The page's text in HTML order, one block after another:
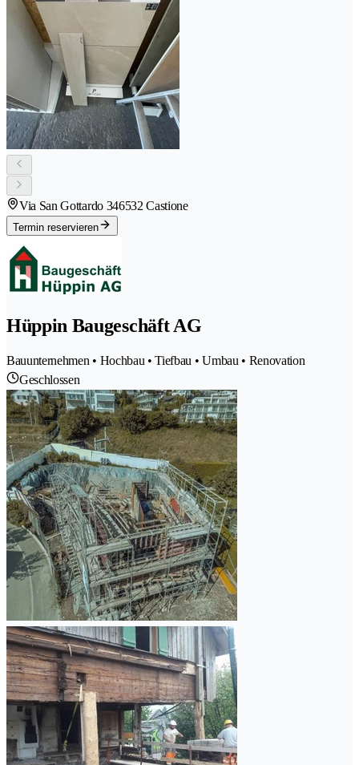
Via San Gottardo 346532 Castione
Termin reservieren
Hüppin Baugeschäft AG
Bauunternehmen • Hochbau • Tiefbau • Umbau • Renovation
Geschlossen